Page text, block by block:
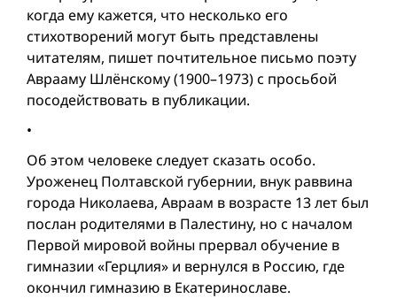
когда ему кажется, что несколько его
стихотворений могут быть представлены
читателям, пишет почтительное письмо поэту
Аврааму Шлёнскому (1900–1973) с просьбой
посодействовать в публикации.
•
Об этом человеке следует сказать особо.
Уроженец Полтавской губернии, внук раввина
города Николаева, Авраам в возрасте 13 лет был
послан родителями в Палестину, но с началом
Первой мировой вой­ны прервал обучение в
гимназии «Герцлия» и вернулся в Россию, где
окончил гимназию в Екатеринославе.